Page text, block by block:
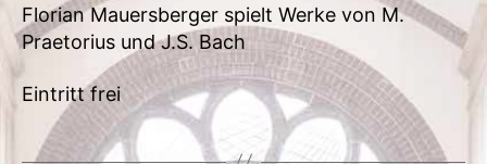
Florian Mauersberger spielt Werke von M.
Praetorius und J.S. Bach
Eintritt frei